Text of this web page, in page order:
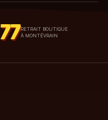
77RETRAIT BOUTIQUE
À MONTÉVRAIN